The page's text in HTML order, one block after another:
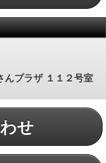
んプラザ １１２号室
せ